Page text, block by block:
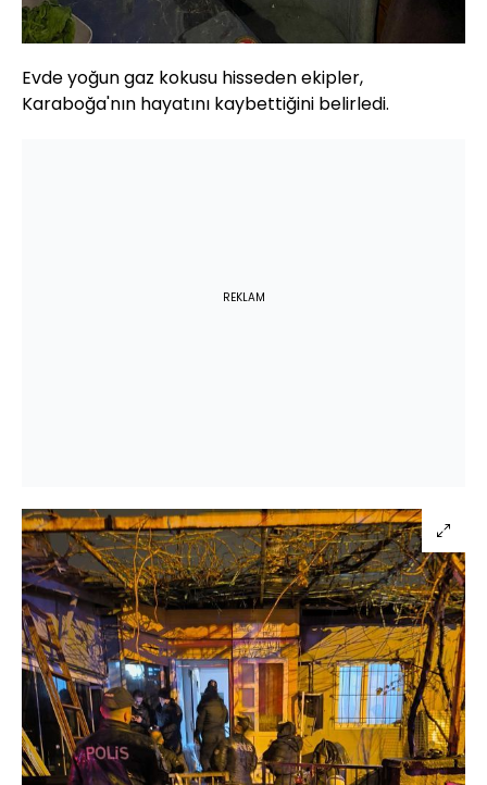
Evde yoğun gaz kokusu hisseden ekipler,
Karaboğa'nın hayatını kaybettiğini belirledi.
REKLAM